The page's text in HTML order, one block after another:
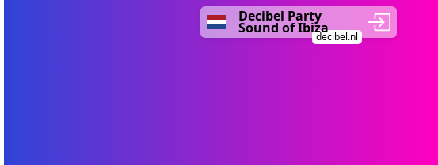
Decibel Party
Sound of Ibiza
decibel.nl